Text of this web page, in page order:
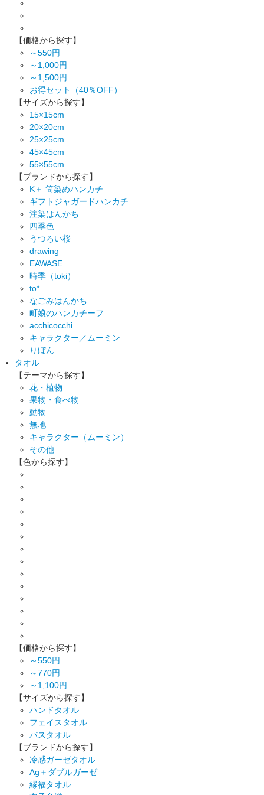
【価格から探す】
～550円
～1,000円
～1,500円
お得セット（40％OFF）
【サイズから探す】
15×15cm
20×20cm
25×25cm
45×45cm
55×55cm
【ブランドから探す】
K＋ 筒染めハンカチ
ギフトジャガードハンカチ
注染はんかち
四季色
うつろい桜
drawing
EAWASE
時季（toki）
to*
なごみはんかち
町娘のハンカチーフ
acchicocchi
キャラクター／ムーミン
りぼん
タオル
【テーマから探す】
花・植物
果物・食べ物
動物
無地
キャラクター（ムーミン）
その他
【色から探す】
【価格から探す】
～550円
～770円
～1,100円
【サイズから探す】
ハンドタオル
フェイスタオル
バスタオル
【ブランドから探す】
冷感ガーゼタオル
Ag＋ダブルガーゼ
縁福タオル